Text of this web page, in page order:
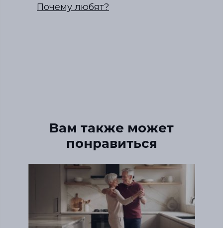
Почему любят?
Вам также может
понравиться